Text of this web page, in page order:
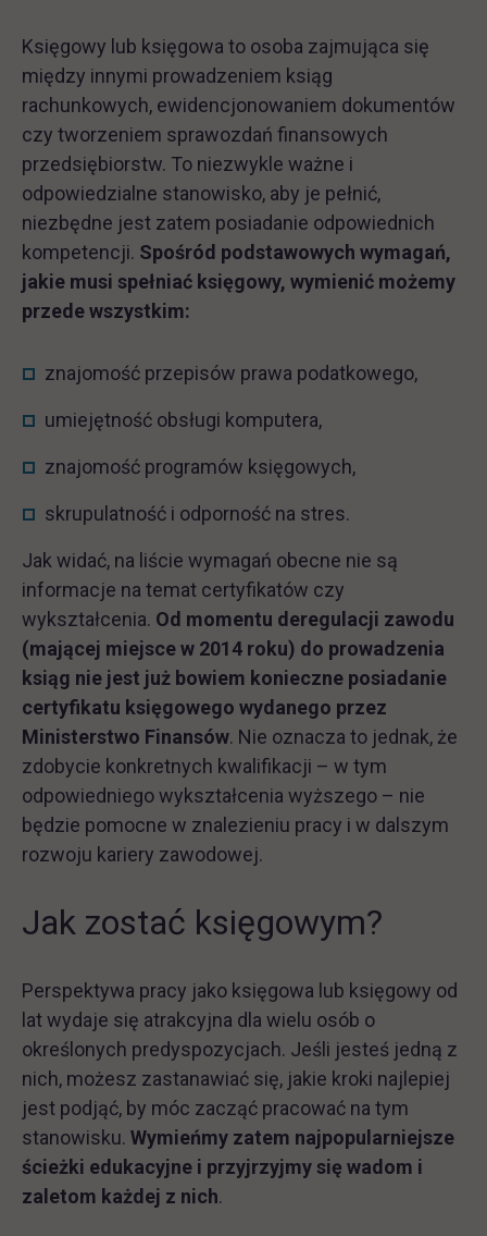
Księgowy lub księgowa to osoba zajmująca się
między innymi prowadzeniem ksiąg
rachunkowych, ewidencjonowaniem dokumentów
czy tworzeniem sprawozdań finansowych
przedsiębiorstw. To niezwykle ważne i
odpowiedzialne stanowisko, aby je pełnić,
niezbędne jest zatem posiadanie odpowiednich
kompetencji. Spośród podstawowych wymagań,
jakie musi spełniać księgowy, wymienić możemy
przede wszystkim:
znajomość przepisów prawa podatkowego,
umiejętność obsługi komputera,
znajomość programów księgowych,
skrupulatność i odporność na stres.
Jak widać, na liście wymagań obecne nie są
informacje na temat certyfikatów czy
wykształcenia. Od momentu deregulacji zawodu
(mającej miejsce w 2014 roku) do prowadzenia
ksiąg nie jest już bowiem konieczne posiadanie
certyfikatu księgowego wydanego przez
Ministerstwo Finansów. Nie oznacza to jednak, że
zdobycie konkretnych kwalifikacji – w tym
odpowiedniego wykształcenia wyższego – nie
będzie pomocne w znalezieniu pracy i w dalszym
rozwoju kariery zawodowej.
Jak zostać księgowym?
Perspektywa pracy jako księgowa lub księgowy od
lat wydaje się atrakcyjna dla wielu osób o
określonych predyspozycjach. Jeśli jesteś jedną z
nich, możesz zastanawiać się, jakie kroki najlepiej
jest podjąć, by móc zacząć pracować na tym
stanowisku. Wymieńmy zatem najpopularniejsze
ścieżki edukacyjne i przyjrzyjmy się wadom i
zaletom każdej z nich.